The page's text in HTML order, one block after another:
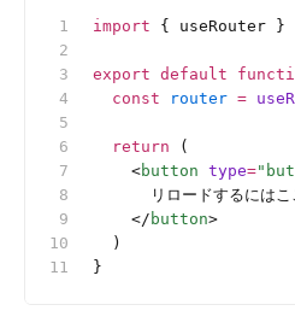
import { useRouter }
export default
  const
router =
  return
(
    <
button type=
リロードするにはこ
    </
button>
  )
}